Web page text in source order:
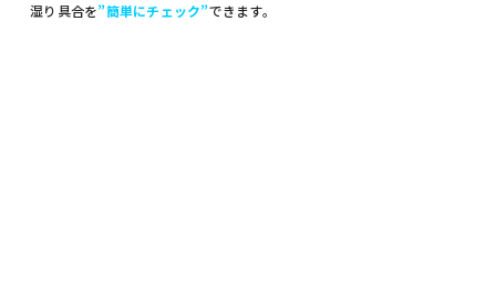
湿り具合を”簡単にチェック”できます。